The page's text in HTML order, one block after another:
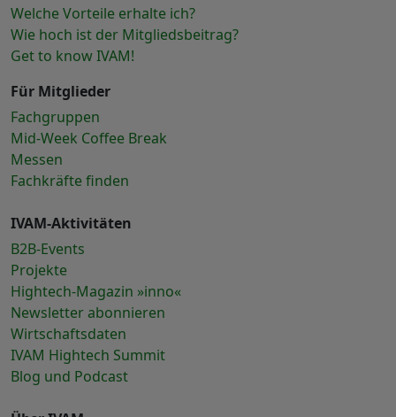
Welche Vorteile erhalte ich?
Wie hoch ist der Mitgliedsbeitrag?
Get to know IVAM!
Für Mitglieder
Fachgruppen
Mid-Week Coffee Break
Messen
Fachkräfte finden
IVAM-Aktivitäten
B2B-Events
Projekte
Hightech-Magazin »inno«
Newsletter abonnieren
Wirtschaftsdaten
IVAM Hightech Summit
Blog und Podcast